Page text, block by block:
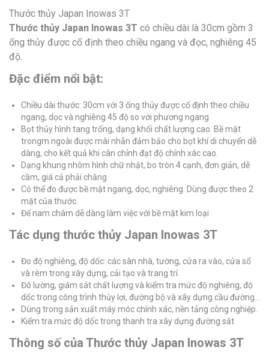
Thước thủy Japan Inowas 3T
Thước thủy Japan Inowas 3T có chiều dài là 30cm gồm 3
ống thủy được cố định theo chiều ngang và đọc, nghiêng 45
độ.
Đặc điểm nổi bật:
Chiều dài thước: 30cm với 3 ống thủy được cố định theo chiều
ngang, dọc và nghiêng 45 độ so với phương ngang
Bọt thủy hình tang trống, dạng khối chất lượng cao. Bề mặt
trongm ngoài được mài nhẵn đảm bảo cho bọt khí di chuyển dễ
dàng, cho kết quả khi cân chỉnh đạt độ chính xác cao.
Dạng khung nhôm hình chữ nhật, bo tròn 4 cạnh, đơn giản, dễ
cầm, giá cả phải chăng
Có thể đo được bề mặt ngang, dọc, nghiêng. Dùng được theo 2
mặt của thước.
Đế nam châm dễ dàng làm việc với bề mặt kim loại
Tác dụng thước thủy Japan Inowas 3T
Đo độ nghiêng, độ dốc: các sàn nhà, tường, cửa ra vào, cửa sổ
và rèm trong xây dựng, cải tạo và trang trí.
Đô lường, giám sát chất lượng và kiểm tra mức độ nghiêng, độ
dốc trong công trình thủy lợi, đường bộ và xây dựng cầu đường…
Dùng trong sản xuất máy móc chính xác, nền tảng công nghiệp.
Kiểm tra mức độ dốc trong thanh tra xây dựng đường sắt
Thông số của Thước thủy Japan Inowas 3T